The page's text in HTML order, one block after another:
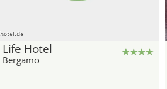
hotel.de
Life Hotel
Bergamo